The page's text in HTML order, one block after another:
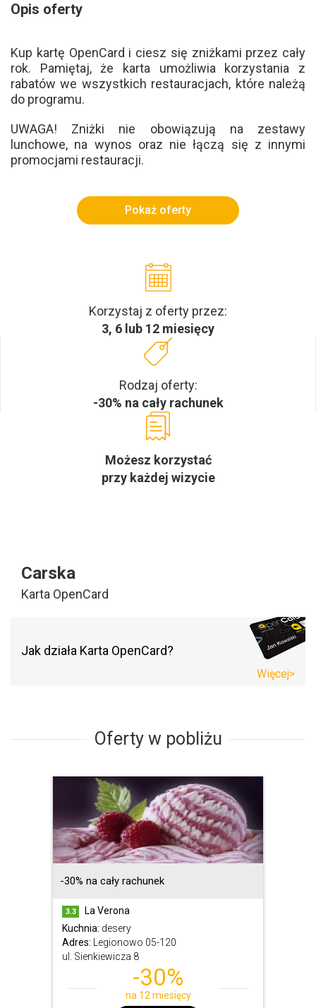
Opis oferty
Kup kartę OpenCard i ciesz się zniżkami przez cały
rok. Pamiętaj, że karta umożliwia korzystania z
rabatów we wszystkich restauracjach, które należą
do programu.
UWAGA! Zniżki nie obowiązują na zestawy
lunchowe, na wynos oraz nie łączą się z innymi
promocjami restauracji.
Pokaż oferty
Korzystaj z oferty przez:
3, 6 lub 12 miesięcy
Rodzaj oferty:
-30% na cały rachunek
Możesz korzystać
przy każdej wizycie
Carska
Karta OpenCard
Jak działa Karta OpenCard?
Więcej>
Oferty w pobliżu
-30% na cały rachunek
3.3
La Verona
Kuchnia: desery
Adres:
Legionowo 05-120
ul. Sienkiewicza 8
-30%
na 12 miesięcy